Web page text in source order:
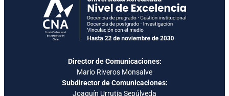
Director de Comunicaciones:
Mario Riveros Monsalve
Subdirector de Comunicaciones:
Joaquín Urrutia Sepúlveda